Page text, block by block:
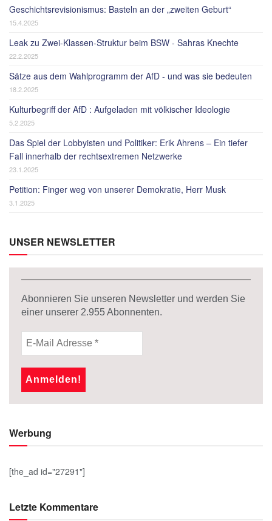
Geschichtsrevisionismus: Basteln an der „zweiten Geburt“
15.4.2025
Leak zu Zwei-Klassen-Struktur beim BSW - Sahras Knechte
22.2.2025
Sätze aus dem Wahlprogramm der AfD - und was sie bedeuten
18.2.2025
Kulturbegriff der AfD : Aufgeladen mit völkischer Ideologie
5.2.2025
Das Spiel der Lobbyisten und Politiker: Erik Ahrens – Ein tiefer
Fall innerhalb der rechtsextremen Netzwerke
23.1.2025
Petition: Finger weg von unserer Demokratie, Herr Musk
3.1.2025
UNSER NEWSLETTER
Abonnieren Sie unseren Newsletter und werden Sie
einer unserer 2.955Abonnenten.
Werbung
[the_ad id="27291"]
Letzte Kommentare